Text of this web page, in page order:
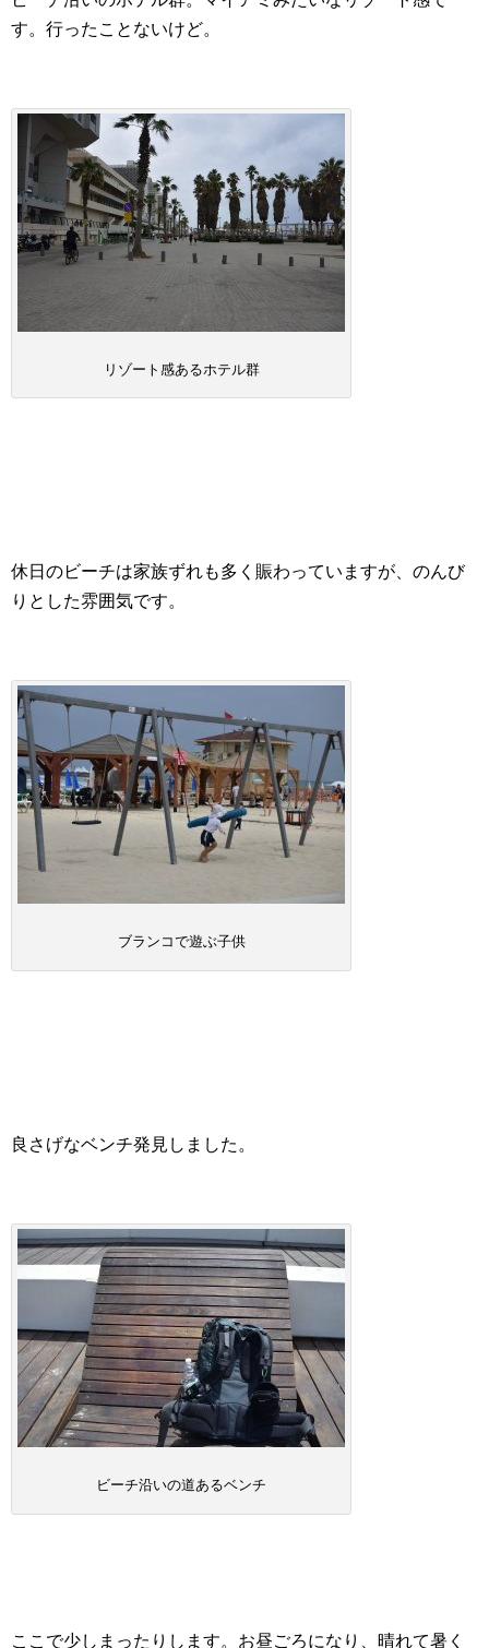
す。行ったことないけど。
リゾート感あるホテル群
休日のビーチは家族ずれも多く賑わっていますが、のんび
りとした雰囲気です。
ブランコで遊ぶ子供
良さげなベンチ発見しました。
ビーチ沿いの道あるベンチ
ここで少しまったりします。お昼ごろになり、晴れて暑く